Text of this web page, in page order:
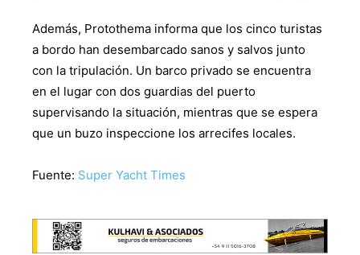
Además, Protothema informa que los cinco turistas
a bordo han desembarcado sanos y salvos junto
con la tripulación. Un barco privado se encuentra
en el lugar con dos guardias del puerto
supervisando la situación, mientras que se espera
que un buzo inspeccione los arrecifes locales.
Fuente: Super Yacht Times